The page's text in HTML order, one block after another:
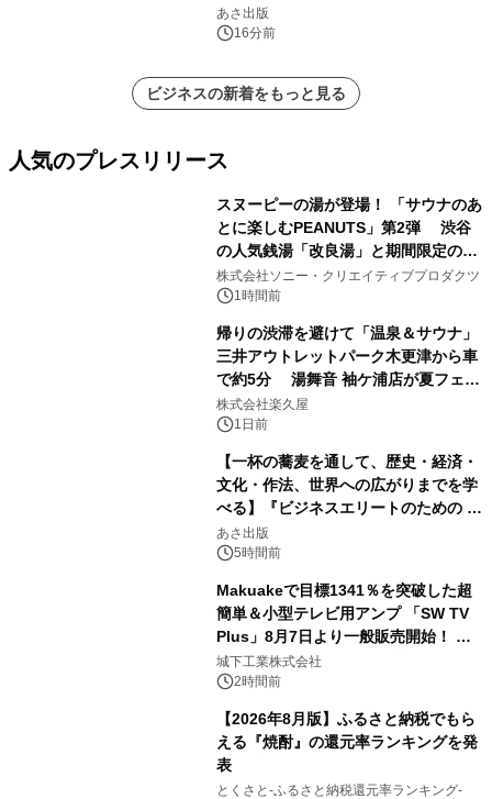
「多店舗展開」の教科書』2026年8月
24日（月）発売
あさ出版
16分前
ビジネスの新着をもっと見る
人気のプレスリリース
スヌーピーの湯が登場！ 「サウナのあ
とに楽しむPEANUTS」第2弾 渋谷
の人気銭湯「改良湯」と期間限定のコ
ラボレーション サウナイキタイコラ
ボグッズも発売決定！
株式会社ソニー・クリエイティブプロダクツ
1時間前
帰りの渋滞を避けて「温泉＆サウナ」
三井アウトレットパーク木更津から車
で約5分 湯舞音 袖ケ浦店が夏フェア
メニューを提供
株式会社楽久屋
1日前
【一杯の蕎麦を通して、歴史・経済・
文化・作法、世界への広がりまでを学
べる】『ビジネスエリートのための 教
養としての蕎麦』2026年8月25日
（火）発売
あさ出版
5時間前
Makuakeで目標1341％を突破した超
簡単＆小型テレビ用アンプ 「SW TV
Plus」8月7日より一般販売開始！ ケ
ーブル1本つなぐだけ、テレビの音が
ぐっと豊かに
城下工業株式会社
2時間前
【2026年8月版】ふるさと納税でもら
える『焼酎』の還元率ランキングを発
表
とくさと-ふるさと納税還元率ランキング-